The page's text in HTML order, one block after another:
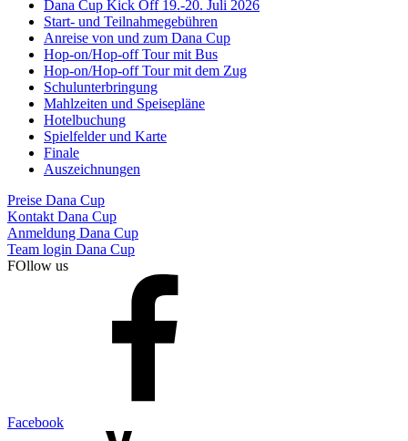
Dana Cup Kick Off 19.-20. Juli 2026
Start- und Teilnahmegebühren
Anreise von und zum Dana Cup
Hop-on/Hop-off Tour mit Bus
Hop-on/Hop-off Tour mit dem Zug
Schulunterbringung
Mahlzeiten und Speisepläne
Hotelbuchung
Spielfelder und Karte
Finale
Auszeichnungen
Preise Dana Cup
Kontakt Dana Cup
Anmeldung Dana Cup
Team login Dana Cup
FOllow us
Facebook